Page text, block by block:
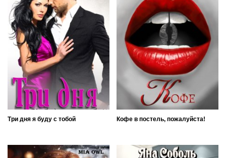
Три дня я буду с тобой Кофе в постель, пожалуйста!